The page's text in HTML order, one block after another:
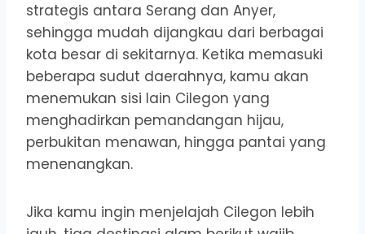
strategis antara Serang dan Anyer,
sehingga mudah dijangkau dari berbagai
kota besar di sekitarnya. Ketika memasuki
beberapa sudut daerahnya, kamu akan
menemukan sisi lain Cilegon yang
menghadirkan pemandangan hijau,
perbukitan menawan, hingga pantai yang
menenangkan.
Jika kamu ingin menjelajah Cilegon lebih